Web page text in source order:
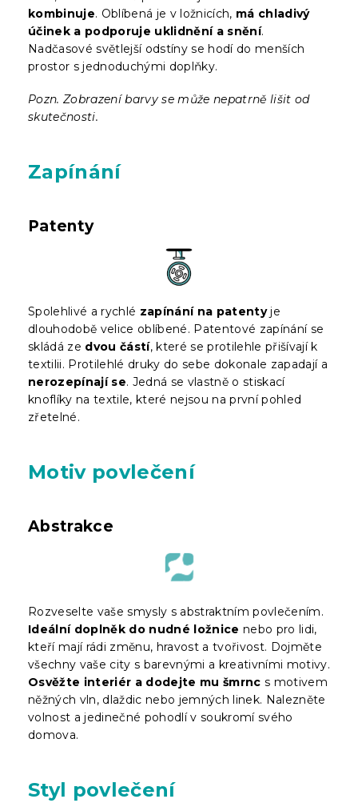
kombinuje. Oblíbená je v ložnicích, má chladivý
účinek a podporuje uklidnění a snění.
Nadčasové světlejší odstíny se hodí do menších
prostor s jednoduchými doplňky.
Pozn. Zobrazení barvy se může nepatrně lišit od
skutečnosti.
Zapínání
Patenty
Spolehlivé a rychlé zapínání na patentyje
dlouhodobě velice oblíbené. Patentové zapínání se
skládá ze dvou částí, které se protilehle přišívají k
textilii. Protilehlé druky do sebe dokonale zapadají a
nerozepínají se. Jedná se vlastně o stiskací
knoflíky na textile, které nejsou na první pohled
zřetelné.
Motiv povlečení
Abstrakce
Rozveselte vaše smysly s abstraktním povlečením.
Ideální doplněk do nudné ložnice nebo pro lidi,
kteří mají rádi změnu, hravost a tvořivost. Dojměte
všechny vaše city s barevnými a kreativními motivy.
Osvěžte interiér a dodejte mu šmrnc s motivem
něžných vln, dlaždic nebo jemných linek. Nalezněte
volnost a jedinečné pohodlí v soukromí svého
domova.
Styl povlečení